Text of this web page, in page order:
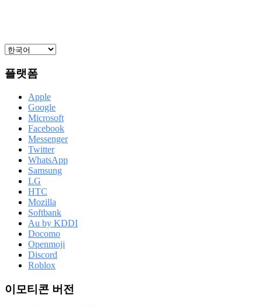
플랫폼
Apple
Google
Microsoft
Facebook
Messenger
Twitter
WhatsApp
Samsung
LG
HTC
Mozilla
Softbank
Au by KDDI
Docomo
Openmoji
Discord
Roblox
이모티콘 버전